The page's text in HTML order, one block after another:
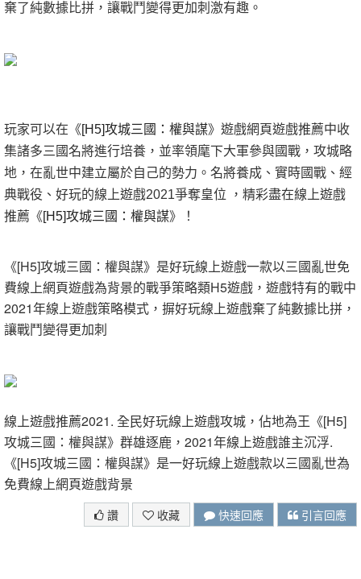
棄了純數據比拼，讓戰鬥變得更加刺激有趣。
玩家可以在 《[H5]攻城三國：權與謀》 遊戲網頁遊戲推薦中收
集諸多三國名將進行培養，並率領麾下大軍參與國戰，攻城略
地，在亂世中建立屬於自己的勢力。名將養成、實時國戰、經
典戰役、好玩的線上遊戲2021爭奪皇位 ，精彩盡在線上遊戲
推薦 《[H5]攻城三國：權與謀》 ！
《[H5]攻城三國：權與謀》是好玩線上遊戲一款以三國亂世免
費線上網頁遊戲為背景的戰爭策略類H5遊戲，遊戲特有的戰中
2021年線上遊戲策略模式，摒好玩線上遊戲棄了純數據比拼，
讓戰鬥變得更加刺
線上遊戲推薦2021. 全民好玩線上遊戲攻城，佔地為王《[H5]
攻城三國：權與謀》群雄逐鹿，2021年線上遊戲誰主沉浮.
《[H5]攻城三國：權與謀》是一好玩線上遊戲款以三國亂世為
免費線上網頁遊戲背景
讚 收藏 快速回應 引言回應